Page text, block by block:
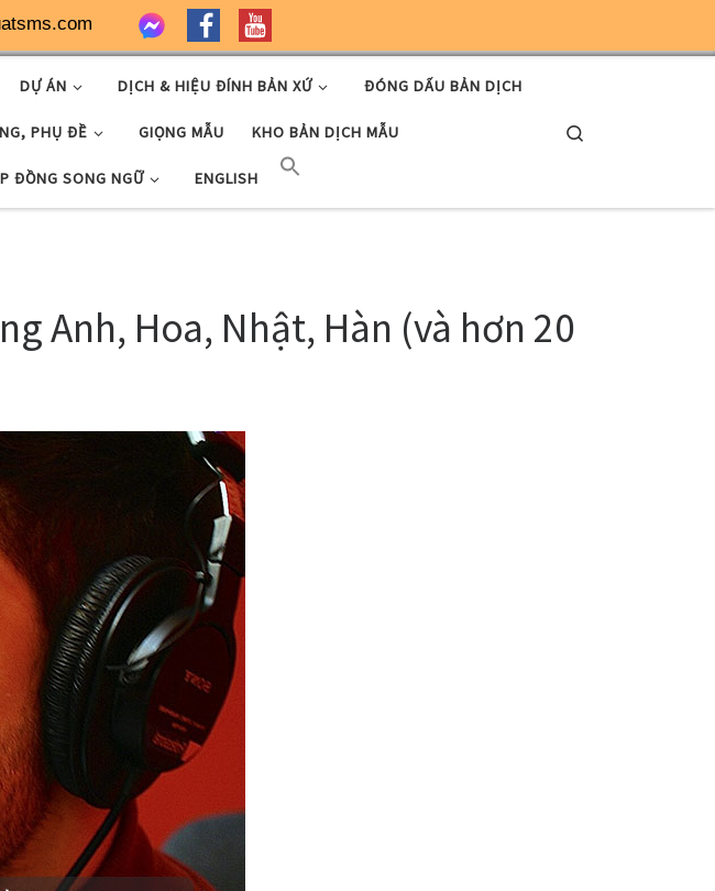
DỰ ÁN DỊCH & HIỆU ĐÍNH BẢN XỨ ĐÓNG DẤU BẢN DỊCH
PHỤ ĐỀ GIỌNG MẪU KHO BẢN DỊCH MẪU
ĐỒNG SONG NGỮ ENGLISH
Anh, Hoa, Nhật, Hàn (và hơn 20